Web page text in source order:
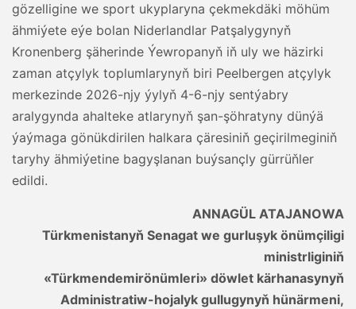
gözelligine we sport ukyplaryna çekmekdäki möhüm
ähmiýete eýe bolan Niderlandlar Patşalygynyň
Kronenberg şäherinde Ýewropanyň iň uly we häzirki
zaman atçylyk toplumlarynyň biri Peelbergen atçylyk
merkezinde 2026-njy ýylyň 4-6-njy sentýabry
aralygynda ahalteke atlarynyň şan-şöhratyny dünýä
ýaýmaga gönükdirilen halkara çäresiniň geçirilmeginiň
taryhy ähmiýetine bagyşlanan buýsançly gürrüňler
edildi.
ANNAGÜL ATAJANOWA
Türkmenistanyň Senagat we gurluşyk önümçiligi
ministrliginiň
«Türkmendemirönümleri» döwlet kärhanasynyň
Administratiw-hojalyk gullugynyň hünärmeni,